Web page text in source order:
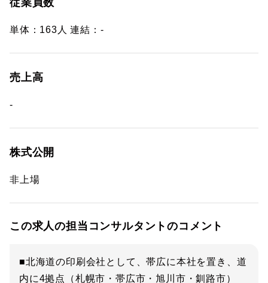
従業員数
単体：163人 連結：-
売上高
-
株式公開
非上場
この求人の担当コンサルタントのコメント
■北海道の印刷会社として、帯広に本社を置き、道
内に4拠点（札幌市・帯広市・旭川市・釧路市）